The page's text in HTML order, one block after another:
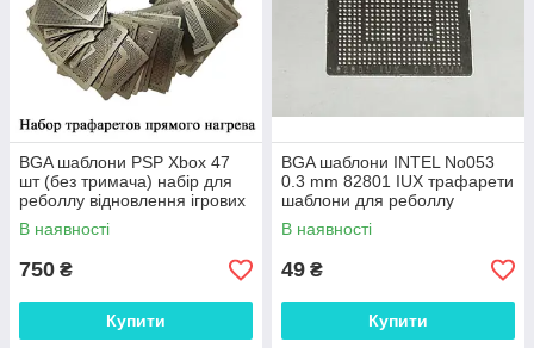
BGA шаблони PSP Xbox 47
шт (без тримача) набір для
реболлу відновлення ігрових
консолей PS3 CPU PS4 GPU
X
В наявності
750 ₴
Купити
BGA шаблони INTEL No053
0.3 mm 82801 IUX трафарети
шаблони для реболлу
реболінг-набір відновлення
паяння ремо
В наявності
49 ₴
Купити